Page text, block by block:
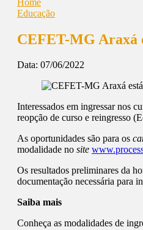
Educação
CEFET-MG Araxá
Data: 07/06/2022
Interessados em ingressar nos
reopção de curso e reingresso
As oportunidades são para os
modalidade no site
Os resultados preliminares da
documentação necessária para
Saiba mais
Conheça as modalidades de